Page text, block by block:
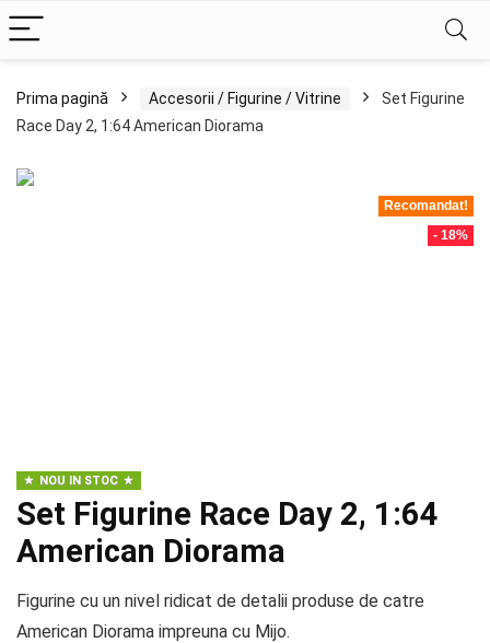
Prima pagină Accesorii / Figurine / Vitrine
Set Figurine
Race Day 2, 1:64 American Diorama
Recomandat!
- 18%
NOU IN STOC
Set Figurine Race Day 2, 1:64
American Diorama
Figurine cu un nivel ridicat de detalii produse de catre
American Diorama impreuna cu Mijo.